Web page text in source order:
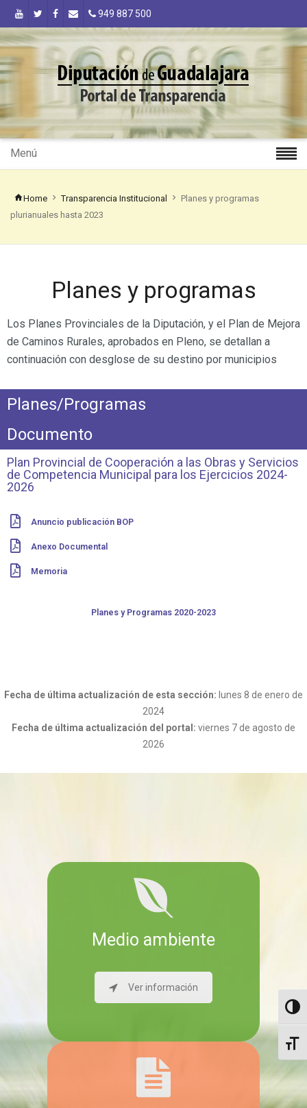
949 887 500
Menú
Home Transparencia Institucional
Planes y programas
plurianuales hasta 2023
Planes y programas
Los Planes Provinciales de la Diputación, y el Plan de Mejora
de Caminos Rurales, aprobados en Pleno, se detallan a
continuación con desglose de su destino por municipios
Planes/Programas
Documento
Plan Provincial de Cooperación a las Obras y Servicios
de Competencia Municipal para los Ejercicios 2024-
2026
Anuncio publicación BOP
Anexo Documental
Memoria
Planes y Programas 2020-2023
Fecha de última actualización de esta sección: lunes 8 de enero de
2024
Fecha de última actualización del portal: viernes 7 de agosto de
2026
Medio ambiente
Ver información